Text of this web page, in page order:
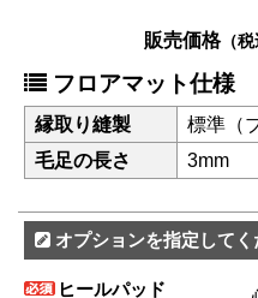
販売価格（税
フロアマット仕様
縁取り縫製
標準（
毛足の長さ
3mm
オプションを指定してく
ヒールパッド